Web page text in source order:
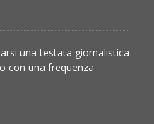
una testata giornalistica
con una frequenza